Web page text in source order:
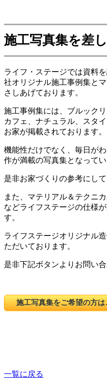
施工写真集を差
ライフ・ステージでは資料
社オリジナル施工事例集と
さしあげております。
施工事例集には、ブルック
カフェ、ナチュラル、スタ
お家が掲載されております。
機能性だけでなく、毎日が
作が満載の写真集となってい
是非お家づくりの参考にし
また、マテリアル＆テクニ
などライフステージの仕様
す。
ライフステージオリジナル
ただいております。
是非下記ボタンよりお問い
施工写真集をご希望の方は
一覧に戻る